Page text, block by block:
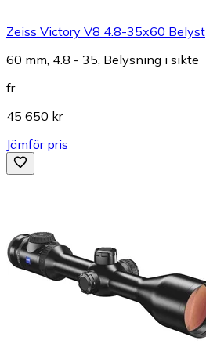
Zeiss Victory V8 4.8-35x60 Belyst
60 mm, 4.8 - 35, Belysning i sikte
fr.
45 650 kr
Jämför pris